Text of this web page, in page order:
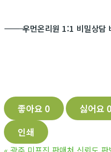
―――――――――――우먼온리원 1:1 비밀상담
좋아요 0 싫어요 0
인쇄